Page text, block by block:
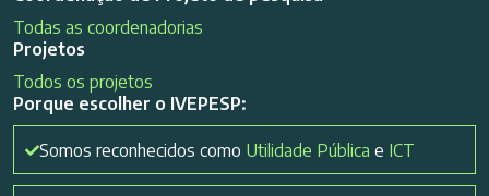
Todas as coordenadorias
Projetos
Todos os projetos
Porque escolher o IVEPESP:
Somos reconhecidos como Utilidade Pública e ICT